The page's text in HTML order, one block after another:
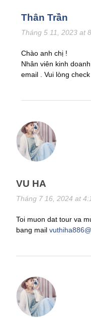
Thân Trần
Tháng 5 11, 2023 at
Chào anh chị !
Nhân viên kinh
email . Vui lòng
VU HA
Tháng 7 16, 2024 at
Toi muon dat tour va
bang mail